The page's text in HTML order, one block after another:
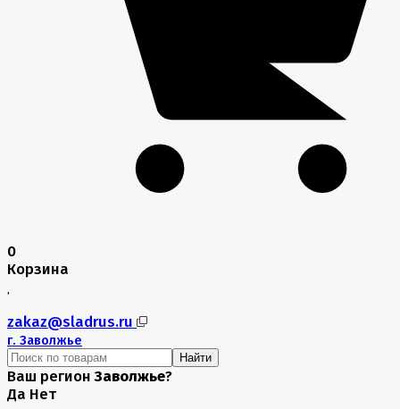
0
Корзина
zakaz@sladrus.ru
г. Заволжье
Найти
Ваш регионЗаволжье?
Да Нет